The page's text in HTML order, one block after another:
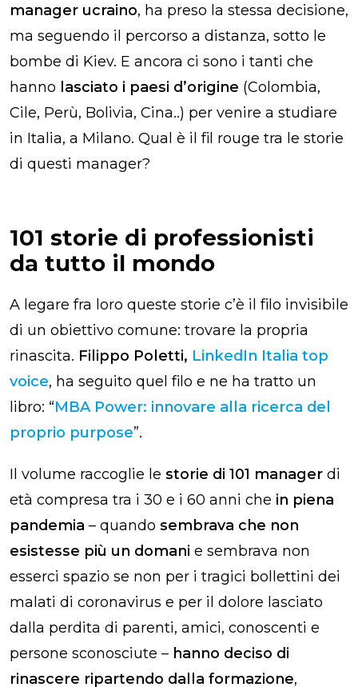
manager ucraino, ha preso la stessa decisione,
ma seguendo il percorso a distanza, sotto le
bombe di Kiev. E ancora ci sono i tanti che
hanno lasciato i paesi d’origine (Colombia,
Cile, Perù, Bolivia, Cina..) per venire a studiare
in Italia, a Milano. Qual è il fil rouge tra le storie
di questi manager?
101 storie di professionisti
da tutto il mondo
A legare fra loro queste storie c’è il filo invisibile
di un obiettivo comune: trovare la propria
rinascita. Filippo Poletti, LinkedIn Italia top
voice, ha seguito quel filo e ne ha tratto un
libro: “MBA Power: innovare alla ricerca del
proprio purpose”.
Il volume raccoglie le storie di 101 manager di
età compresa tra i 30 e i 60 anni che in piena
pandemia – quando sembrava che non
esistesse più un domani e sembrava non
esserci spazio se non per i tragici bollettini dei
malati di coronavirus e per il dolore lasciato
dalla perdita di parenti, amici, conoscenti e
persone sconosciute – hanno deciso di
rinascere ripartendo dalla formazione,